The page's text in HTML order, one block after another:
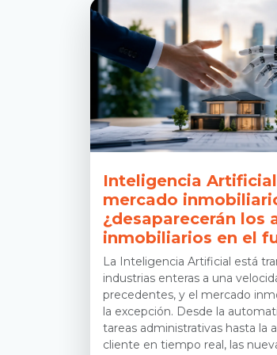
Inteligencia
mercado
¿desaparecerán los
inmobiliarios en el
La Inteligencia Artificial está
industrias enteras a una
precedentes, y el mercado
la excepción. Desde la
tareas administrativas hasta la
cliente en tiempo real, las